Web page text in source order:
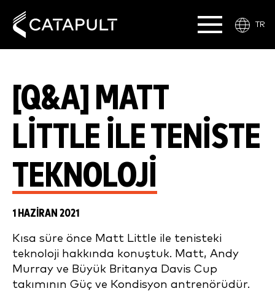
TR
[Q&A] MATT
LITTLE ILE TENISTE
TEKNOLOJI
1 HAZIRAN 2021
Kısa süre önce Matt Little ile tenisteki
teknoloji hakkında konuştuk. Matt, Andy
Murray ve Büyük Britanya Davis Cup
takımının Güç ve Kondisyon antrenörüdür.